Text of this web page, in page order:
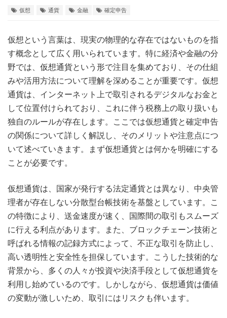
仮想 通貨 金融 確定申告
仮想という言葉は、現実の物理的な存在ではないものを指
す概念として広く用いられています。 特に経済や金融の分
野では、仮想通貨という形で注目を集めており、その仕組
みや活用方法について理解を深めることが重要です。仮想
通貨は、インターネット上で取引されるデジタルなお金と
して位置付けられており、これに伴う税務上の取り扱いも
独自のルールが存在します。ここでは仮想通貨と確定申告
の関係について詳しく解説し、そのメリットや注意点につ
いて述べていきます。まず仮想通貨とは何かを明確にする
ことが必要です。
仮想通貨は、国家が発行する法定通貨とは異なり、中央管
理者が存在しない分散型台帳技術を基盤としています。こ
の特徴により、送金速度が速く、国際間の取引もスムーズ
に行える利点があります。また、ブロックチェーン技術と
呼ばれる情報の記録方式によって、不正な取引を防止し、
高い透明性と安全性を担保しています。こうした技術的な
背景から、多くの人々が投資や決済手段として仮想通貨を
利用し始めているのです。しかしながら、仮想通貨は価値
の変動が激しいため、取引にはリスクも伴います。